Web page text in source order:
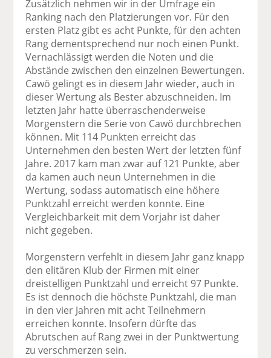
Zusätzlich nehmen wir in der Umfrage ein
Ranking nach den Platzierungen vor. Für den
ersten Platz gibt es acht Punkte, für den achten
Rang dementsprechend nur noch einen Punkt.
Vernachlässigt werden die Noten und die
Abstände zwischen den einzelnen Bewertungen.
Cawö gelingt es in diesem Jahr wieder, auch in
dieser Wertung als Bester abzuschneiden. Im
letzten Jahr hatte überraschenderweise
Morgenstern die Serie von Cawö durchbrechen
können. Mit 114 Punkten erreicht das
Unternehmen den besten Wert der letzten fünf
Jahre. 2017 kam man zwar auf 121 Punkte, aber
da kamen auch neun Unternehmen in die
Wertung, sodass automatisch eine höhere
Punktzahl erreicht werden konnte. Eine
Vergleichbarkeit mit dem Vorjahr ist daher
nicht gegeben.
Morgenstern verfehlt in diesem Jahr ganz knapp
den elitären Klub der Firmen mit einer
dreistelligen Punktzahl und erreicht 97 Punkte.
Es ist dennoch die höchste Punktzahl, die man
in den vier Jahren mit acht Teilnehmern
erreichen konnte. Insofern dürfte das
Abrutschen auf Rang zwei in der Punktwertung
zu verschmerzen sein.